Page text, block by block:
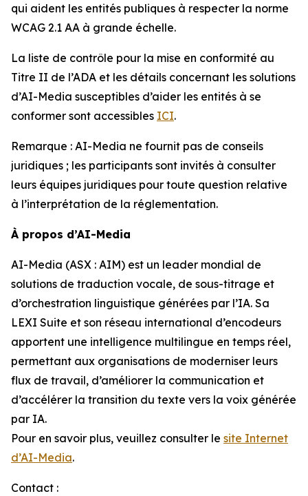
qui aident les entités publiques à respecter la norme
WCAG 2.1 AA à grande échelle.
La liste de contrôle pour la mise en conformité au
Titre II de l’ADA et les détails concernant les solutions
d’AI-Media susceptibles d’aider les entités à se
conformer sont accessibles ICI.
Remarque : AI-Media ne fournit pas de conseils
juridiques ; les participants sont invités à consulter
leurs équipes juridiques pour toute question relative
à l’interprétation de la réglementation.
À propos d’AI-Media
AI-Media (ASX : AIM) est un leader mondial de
solutions de traduction vocale, de sous-titrage et
d’orchestration linguistique générées par l’IA. Sa
LEXI Suite et son réseau international d’encodeurs
apportent une intelligence multilingue en temps réel,
permettant aux organisations de moderniser leurs
flux de travail, d’améliorer la communication et
d’accélérer la transition du texte vers la voix générée
par IA.
Pour en savoir plus, veuillez consulter le site Internet
d’AI-Media.
Contact :